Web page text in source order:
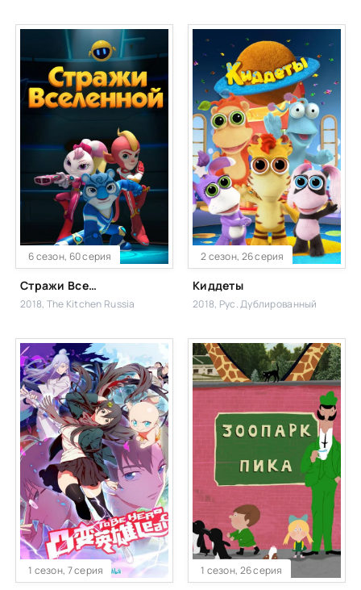
6 сезон, 60 серия
Стражи Вселенной
2018, The Kitchen Russia
2 сезон, 26 серия
Киддеты
2018, Рус. Дублированный
1 сезон, 7 серия 1 сезон, 26 серия